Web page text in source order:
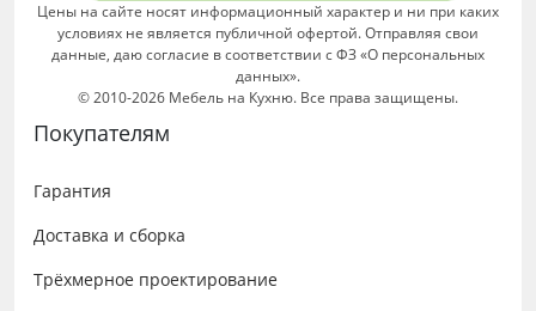
Цены на сайте носят информационный характер и ни при каких
условиях не является публичной офертой. Отправляя свои
данные, даю согласие в соответствии с ФЗ «О персональных
данных».
© 2010-2026 Мебель на Кухню. Все права защищены.
Покупателям
Гарантия
Доставка и сборка
Трёхмерное проектирование